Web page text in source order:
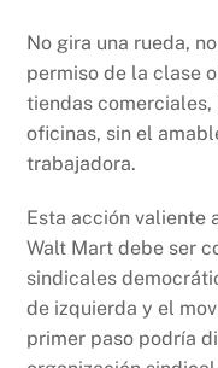
No gira una rueda,
permiso de la clase
tiendas
oficinas, sin el
trabajadora.
Esta acción valiente
Walt Mart debe ser
sindicales
de izquierda y el
primer paso podría